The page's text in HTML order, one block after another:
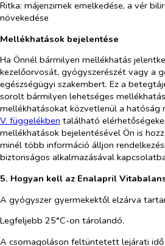
Ritka: májenzimek emelkedése, a vér
növekedése
Mellékhatások bejelentése
Ha Önnél bármilyen mellékhatás
kezelőorvosát, gyógyszerészét vagy a
egészségügyi szakembert. Ez a
sorolt bármilyen lehetséges
mellékhatásokat közvetlenül a hatóság
V. függelékben található
mellékhatások bejelentésével Ön is
minél több információ álljon
biztonságos alkalmazásával
5. Hogyan kell az Enalapril
A gyógyszer gyermekektől elzárva
Legfeljebb 25°C-on tárolandó.
A csomagoláson feltüntetett lejárati idő